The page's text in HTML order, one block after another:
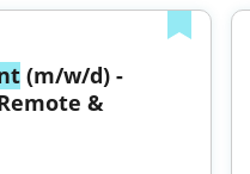
(m/w/d) -
&